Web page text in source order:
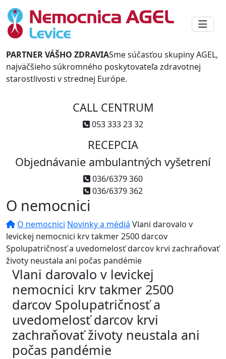
PARTNER VÁŠHO ZDRAVIASme súčasťou skupiny AGEL,
najväčšieho súkromného poskytovateľa zdravotnej
starostlivosti v strednej Európe.
CALL CENTRUM
053 333 23 32
RECEPCIA
Objednávanie ambulantných vyšetrení
036/6379 360
036/6379 362
O nemocnici
O nemocnici Novinky a médiá Vlani darovalo v
levickej nemocnici krv takmer 2500 darcov
Spolupatričnosť a uvedomelosť darcov krvi zachraňovať
životy neustala ani počas pandémie
Vlani darovalo v levickej
nemocnici krv takmer 2500
darcov Spolupatričnosť a
uvedomelosť darcov krvi
zachraňovať životy neustala ani
počas pandémie